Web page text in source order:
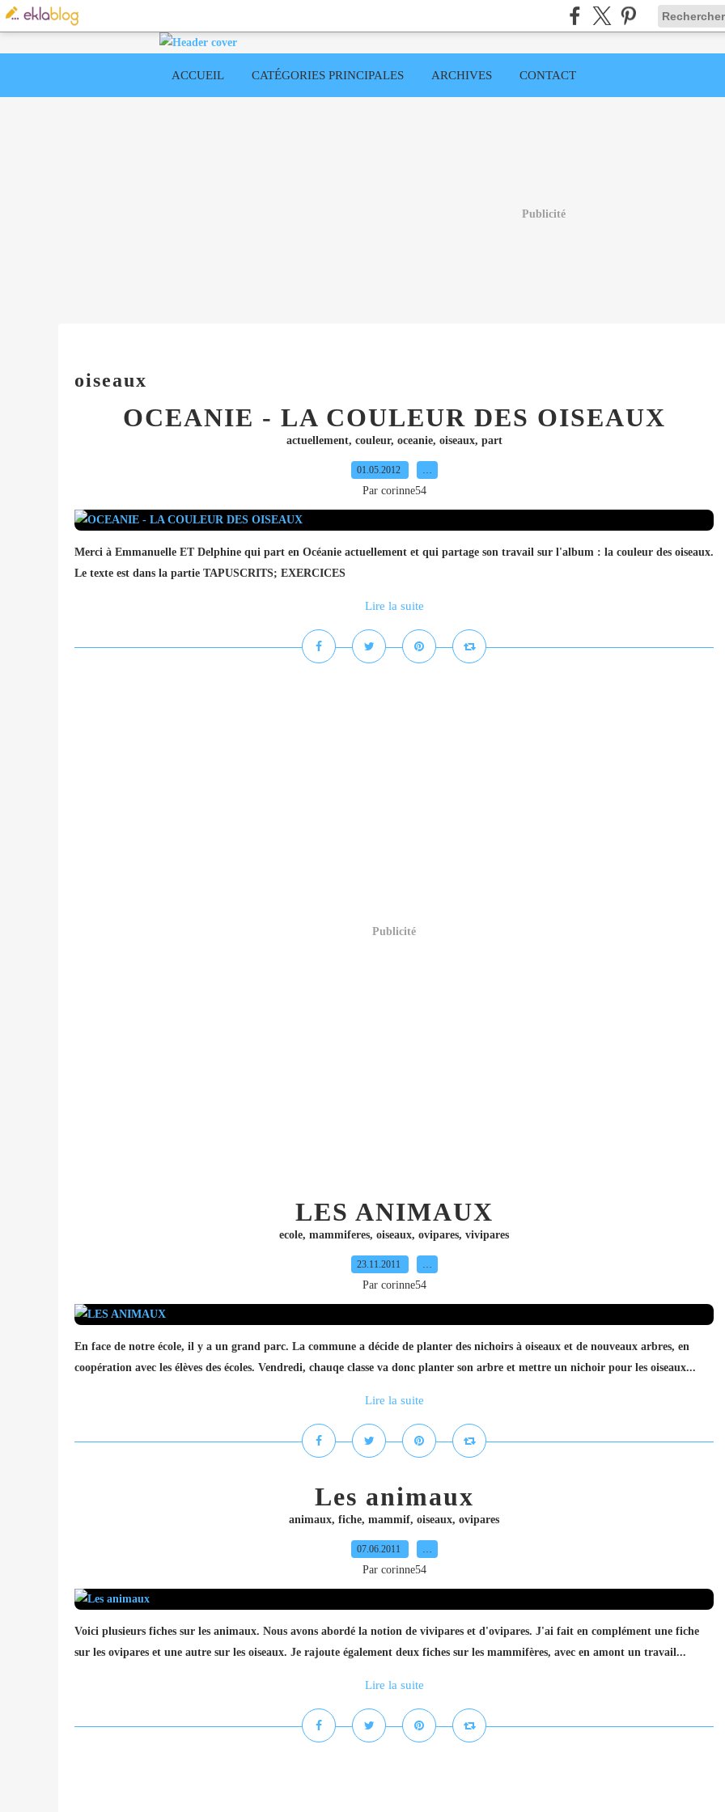
ACCUEIL CATÉGORIES PRINCIPALES ARCHIVES CONTACT
Publicité
oiseaux
OCEANIE - LA COULEUR DES OISEAUX
actuellement, couleur, oceanie, oiseaux, part
01.05.2012 …
Par corinne54
Merci à Emmanuelle ET Delphine qui part en Océanie actuellement et qui partage son travail sur l'album : la couleur des oiseaux.
Le texte est dans la partie TAPUSCRITS; EXERCICES
Lire la suite
Publicité
LES ANIMAUX
ecole, mammiferes, oiseaux, ovipares, vivipares
23.11.2011 …
Par corinne54
En face de notre école, il y a un grand parc. La commune a décide de planter des nichoirs à oiseaux et de nouveaux arbres, en
coopération avec les élèves des écoles. Vendredi, chauqe classe va donc planter son arbre et mettre un nichoir pour les oiseaux...
Lire la suite
Les animaux
animaux, fiche, mammif, oiseaux, ovipares
07.06.2011 …
Par corinne54
Voici plusieurs fiches sur les animaux. Nous avons abordé la notion de vivipares et d'ovipares. J'ai fait en complément une fiche
sur les ovipares et une autre sur les oiseaux. Je rajoute également deux fiches sur les mammifères, avec en amont un travail...
Lire la suite